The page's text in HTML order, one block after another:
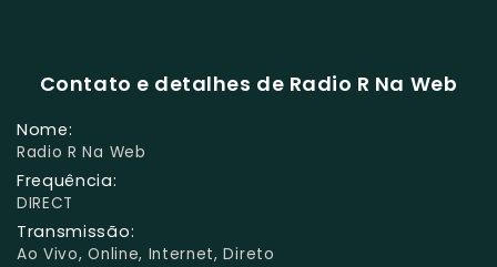
Contato e detalhes de Radio R Na Web
Nome:
Radio R Na Web
Frequência:
DIRECT
Transmissão:
Ao Vivo, Online, Internet, Direto